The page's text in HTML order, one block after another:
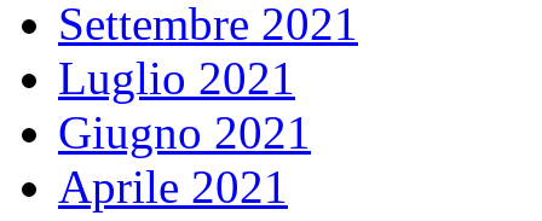
Settembre 2021
Luglio 2021
Giugno 2021
Aprile 2021